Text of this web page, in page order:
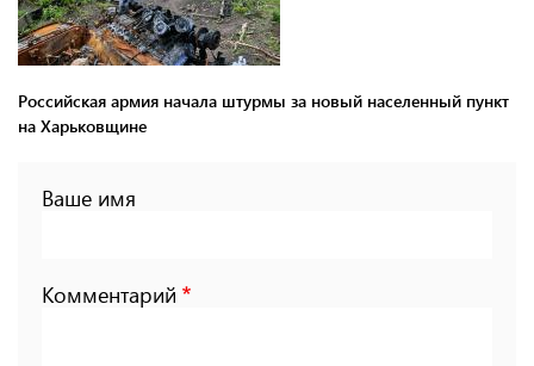
Российская армия начала штурмы за новый населенный пункт
на Харьковщине
Ваше имя
Комментарий